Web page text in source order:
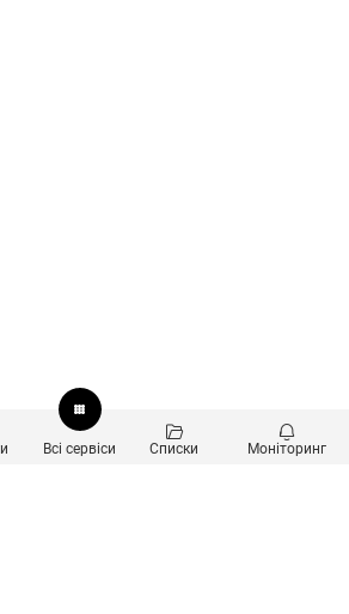
Всі сервіси Списки Моніторинг